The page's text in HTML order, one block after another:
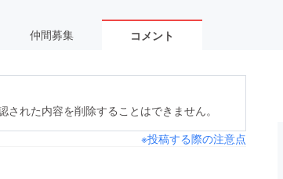
仲間募集 コメント
れた内容を削除することはできません。
※投稿する際の注意点